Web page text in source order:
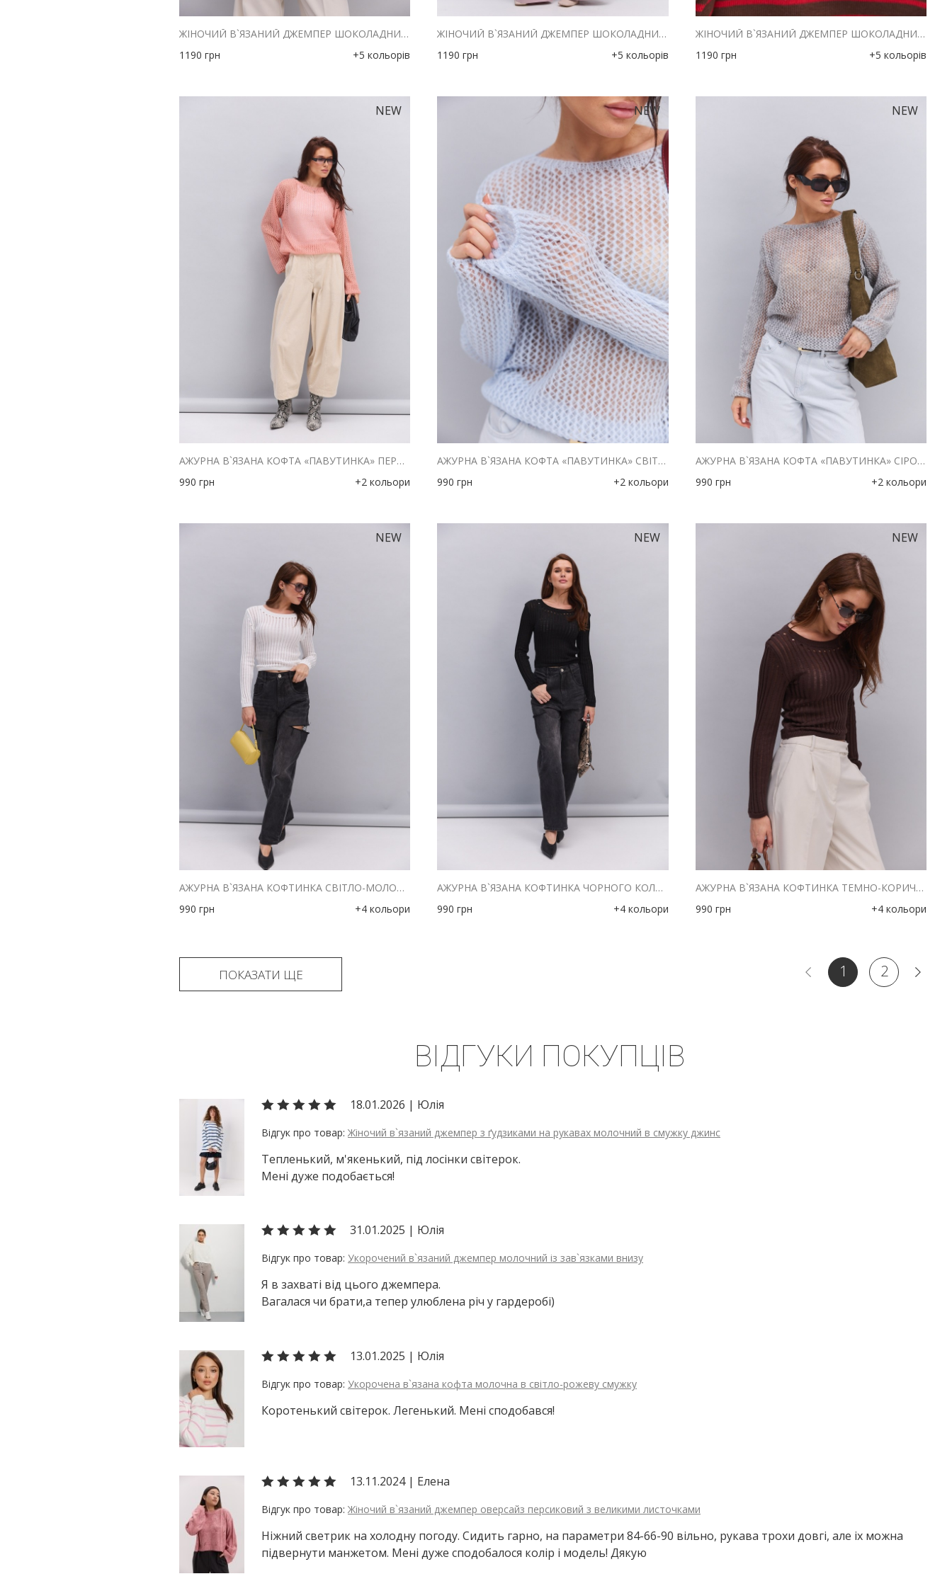
ЖІНОЧИЙ В`ЯЗАНИЙ ДЖЕМПЕР ШОКОЛАДНИЙ В ЛИМОННУ СМУЖКУ
1190 грн +5 кольорів
ЖІНОЧИЙ В`ЯЗАНИЙ ДЖЕМПЕР ШОКОЛАДНИЙ В РОЖЕВУ СМУЖКУ
1190 грн +5 кольорів
ЖІНОЧИЙ В`ЯЗАНИЙ ДЖЕМПЕР ШОКОЛАДНИЙ В ЯСКРАВО-РОЖЕВУ СМУЖКУ
1190 грн +5 кольорів
NEW
АЖУРНА В`ЯЗАНА КОФТА «ПАВУТИНКА» ПЕРСИКОВОГО КОЛЬОРУ
990 грн +2 кольори
NEW
АЖУРНА В`ЯЗАНА КОФТА «ПАВУТИНКА» СВІТЛО-БЛАКИТНОГО КОЛЬОРУ
990 грн +2 кольори
NEW
АЖУРНА В`ЯЗАНА КОФТА «ПАВУТИНКА» СІРОГО КОЛЬОРУ
990 грн +2 кольори
NEW
АЖУРНА В`ЯЗАНА КОФТИНКА СВІТЛО-МОЛОЧНОГО КОЛЬОРУ
990 грн +4 кольори
NEW
АЖУРНА В`ЯЗАНА КОФТИНКА ЧОРНОГО КОЛЬОРУ
990 грн +4 кольори
NEW
АЖУРНА В`ЯЗАНА КОФТИНКА ТЕМНО-КОРИЧНЕВОГО КОЛЬОРУ
990 грн +4 кольори
ПОКАЗАТИ ЩЕ 1 2
ВІДГУКИ ПОКУПЦІВ
18.01.2026 | Юлія
Жіночий в`язаний джемпер з ґудзиками на рукавах молочний в смужку джинс
Тепленький, м'якенький, під лосінки світерок.
Мені дуже подобається!
31.01.2025 | Юлія
Укорочений в`язаний джемпер молочний із зав`язками внизу
Я в захваті від цього джемпера.
Вагалася чи брати,а тепер улюблена річ у гардеробі)
13.01.2025 | Юлія
Укорочена в`язана кофта молочна в світло-рожеву смужку
Коротенький світерок. Легенький. Мені сподобався!
13.11.2024 | Елена
Жіночий в`язаний джемпер оверсайз персиковий з великими листочками
Ніжний светрик на холодну погоду. Сидить гарно, на параметри 84-66-90 вільно, рукава трохи довгі, але іх можна
підвернути манжетом. Мені дуже сподобалося колір і модель! Дякую